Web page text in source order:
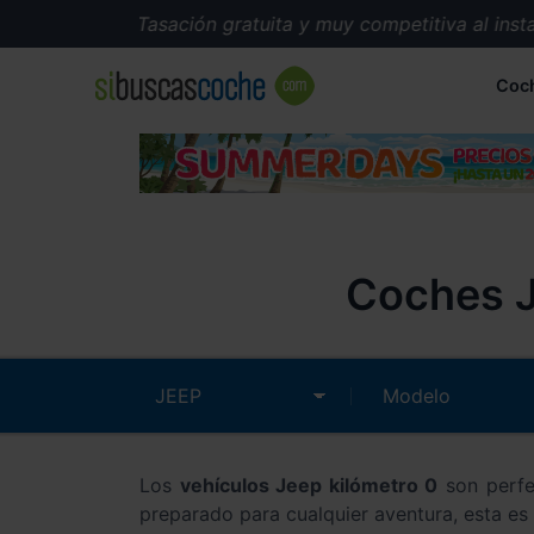
Tasación gratuita y muy competitiva al
Coches
Los vehículos Jeep kilómetro 0 son
preparado para cualquier aventura, esta